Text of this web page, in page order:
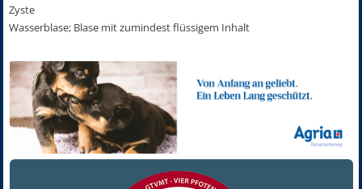
Zyste
Wasserblase; Blase mit zumindest flüssigem Inhalt